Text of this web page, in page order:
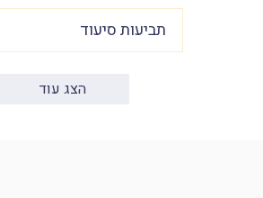
תביעות סיעוד
הצג עוד